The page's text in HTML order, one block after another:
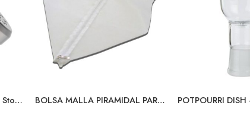
Cápsula monodosis hierbas Storz & Bickel para Crafty y Mighty BOLSA MALLA PIRAMIDAL PARA LAVADORA